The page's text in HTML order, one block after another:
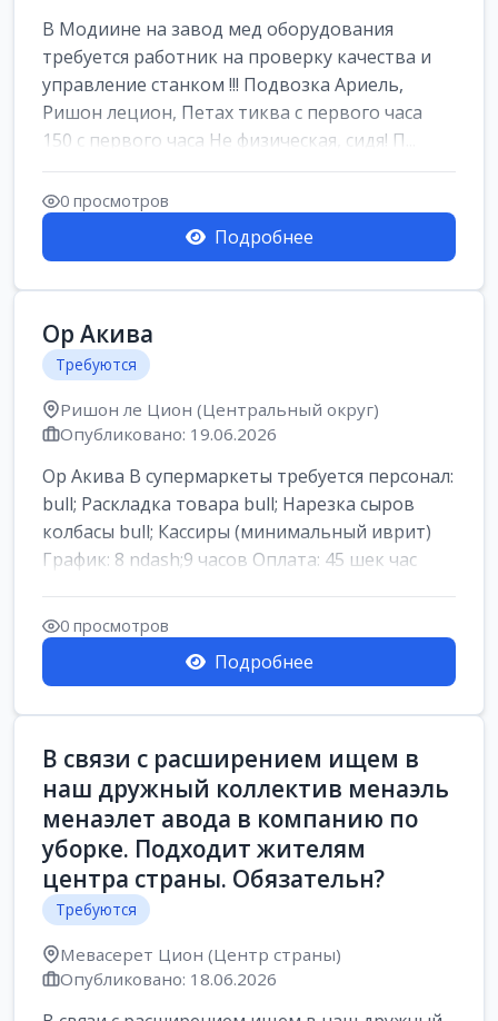
В Модиине на завод мед оборудования
требуется работник на проверку качества и
управление станком !!! Подвозка Ариель,
Ришон лецион, Петах тиква с первого часа
150 с первого часа Не физическая, сидя! П...
0 просмотров
Подробнее
Ор Акива
Требуются
Ришон ле Цион (Центральный округ)
Опубликовано: 19.06.2026
Ор Акива В супермаркеты требуется персонал:
bull; Раскладка товара bull; Нарезка сыров
колбасы bull; Кассиры (минимальный иврит)
График: 8 ndash;9 часов Оплата: 45 шек час
0 просмотров
Подробнее
В связи с расширением ищем в
наш дружный коллектив менаэль
менаэлет авода в компанию по
уборке. Подходит жителям
центра страны. Обязательн?
Требуются
Мевасерет Цион (Центр страны)
Опубликовано: 18.06.2026